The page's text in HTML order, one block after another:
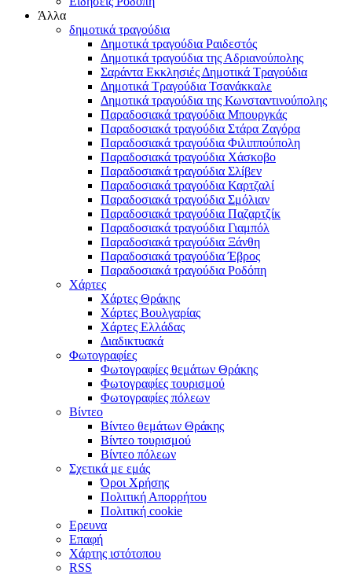
Άλλα
δημοτικά τραγούδια
Δημοτικά τραγούδια Ραιδεστός
Δημοτικά τραγούδια της Αδριανούπολης
Σαράντα Εκκλησιές Δημοτικά Τραγούδια
Δημοτικά Τραγούδια Τσανάκκαλε
Δημοτικά τραγούδια της Κωνσταντινούπολης
Παραδοσιακά τραγούδια Μπουργκάς
Παραδοσιακά τραγούδια Στάρα Ζαγόρα
Παραδοσιακά τραγούδια Φιλιππούπολη
Παραδοσιακά τραγούδια Χάσκοβο
Παραδοσιακά τραγούδια Σλίβεν
Παραδοσιακά τραγούδια Καρτζαλί
Παραδοσιακά τραγούδια Σμόλιαν
Παραδοσιακά τραγούδια Παζαρτζίκ
Παραδοσιακά τραγούδια Γιαμπόλ
Παραδοσιακά τραγούδια Ξάνθη
Παραδοσιακά τραγούδια Έβρος
Παραδοσιακά τραγούδια Ροδόπη
Χάρτες
Χάρτες Θράκης
Χάρτες Βουλγαρίας
Χάρτες Ελλάδας
Διαδικτυακά
Φωτογραφίες
Φωτογραφίες θεμάτων Θράκης
Φωτογραφίες τουρισμού
Φωτογραφίες πόλεων
Βίντεο
Βίντεο θεμάτων Θράκης
Βίντεο τουρισμού
Βίντεο πόλεων
Σχετικά με εμάς
Όροι Χρήσης
Πολιτική Απορρήτου
Πολιτική cookie
Ερευνα
Επαφή
Χάρτης ιστότοπου
RSS